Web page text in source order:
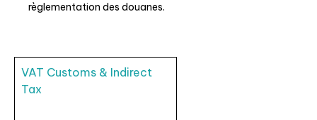
règlementation des douanes.
VAT Customs & Indirect
Tax